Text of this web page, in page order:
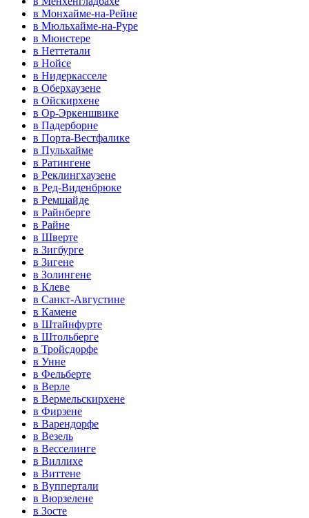
в Монхайме-на-Рейне
в Мюльхайме-на-Руре
в Мюнстере
в Неттетали
в Нойсе
в Нидеркасселе
в Оберхаузене
в Ойскирхене
в Ор-Эркеншвике
в Падерборне
в Порта-Вестфалике
в Пульхайме
в Ратингене
в Реклингхаузене
в Ред-Виденбрюке
в Ремшайде
в Райнберге
в Райне
в Шверте
в Зигбурге
в Зигене
в Золингене
в Клеве
в Санкт-Августине
в Камене
в Штайнфурте
в Штольберге
в Тройсдорфе
в Унне
в Фельберте
в Верле
в Вермельскирхене
в Фирзене
в Варендорфе
в Везель
в Весселинге
в Виллихе
в Виттене
в Вуппертали
в Вюрзелене
в Зосте